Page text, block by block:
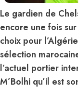
Le gardien de
encore une fois
choix pour
sélection
l’actuel portier
M’Bolhi qu’il est